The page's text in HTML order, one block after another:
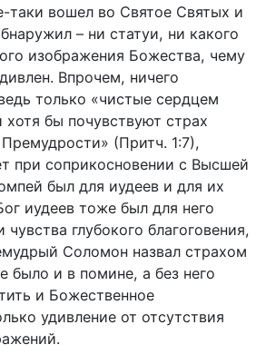
таки вошел во Святое Святых и
– ни статуи, ни какого
изображения Божества, чему
Впрочем, ничего
только «чистые сердцем
хотя бы почувствуют страх
(Притч. 1:7),
при соприкосновении с Высшей
был для иудеев и для их
иудеев тоже был для него
глубокого благоговения,
Соломон назвал страхом
было и в помине, а без него
и Божественное
удивление от отсутствия